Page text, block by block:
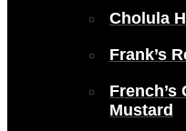
Cholula
Frank’s
French’s
Mustard